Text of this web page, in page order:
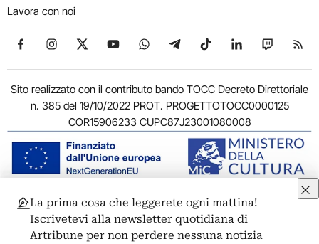
Lavora con noi
Seguici su Facebook
Seguici su Instagram
Seguici su X
Seguici su YouTube
Seguici su WhatsApp
Seguici su Telegram
Seguici su TikTok
Seguici su
Seguici
Sito realizzato con il contributo bando TOCC Decreto Direttoriale
n. 385 del 19/10/2022 PROT. PROGETTOTOCC0000125
COR15906233 CUPC87J23001080008
© 2011-2026 ARTRIBUNE srl – Corso Vittorio Emanuele II, 287 –
00186 Roma - P.I. 11381581005
Privacy: Responsabile della protezione dei dati personali
La prima cosa che leggerete ogni mattina!
Iscrivetevi alla newsletter quotidiana di
Artribune per non perdere nessuna notizia